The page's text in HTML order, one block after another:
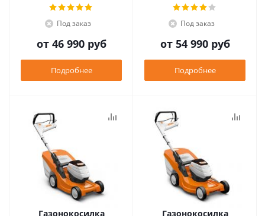
Под заказ
от 46 990 руб
Подробнее
Под заказ
от 54 990 руб
Подробнее
Газонокосилка
Газонокосилка